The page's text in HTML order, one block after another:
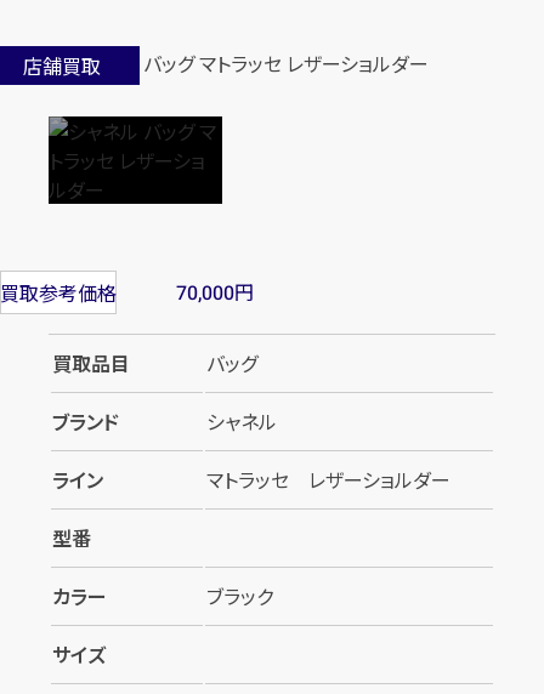
店舗買取
買取参考価格 70,000円
買取品目
バッグ
ブランド
シャネル
ライン
マトラッセ レザーショルダー
型番
カラー
ブラック
サイズ